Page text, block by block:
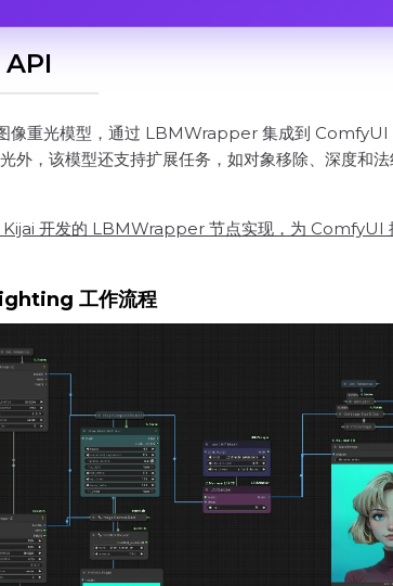
API
像重光模型，通过 LBMWrapper 集成到
外，该模型还支持扩展任务，如对象移除、深度和
开发的 LBMWrapper 节点实现，为 ComfyUI
工作流程